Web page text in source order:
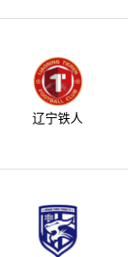
辽宁铁人